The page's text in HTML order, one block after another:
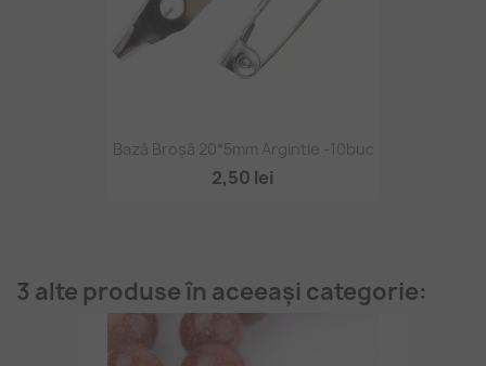
Bază Broșă 20*5mm Argintie -10buc
2,50 lei
3 alte produse în aceeași categorie: